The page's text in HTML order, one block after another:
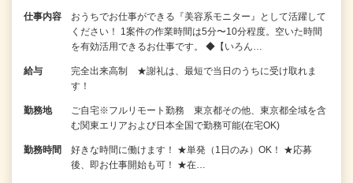
仕事内容
おうちでお仕事ができる『美容系モニター』として活躍して
ください！ 1案件の作業時間は5分〜10分程度。空いた時間
を有効活用できるお仕事です。 ◆【いろん…
給与
完全出来高制 ★謝礼は、最短で当日のうちに受け取れま
す！
勤務地
ご自宅※フルリモート勤務 東京都その他、東京都全域を含
む関東エリアおよび日本全国で勤務可能(在宅OK)
勤務時間
好きな時間に働けます！ ★単発（1日のみ）OK！ ★応募
後、即お仕事開始も可！ ★在…